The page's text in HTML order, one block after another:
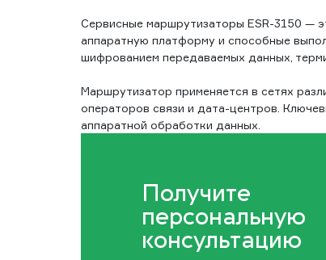
Сервисные маршрутизаторы ESR-3150 —
аппаратную платформу и способные
шифрованием передаваемых данных,
Маршрутизатор применяется в сетях
операторов связи и дата-центров.
аппаратной обработки данных.
Получите
персональную
консультацию